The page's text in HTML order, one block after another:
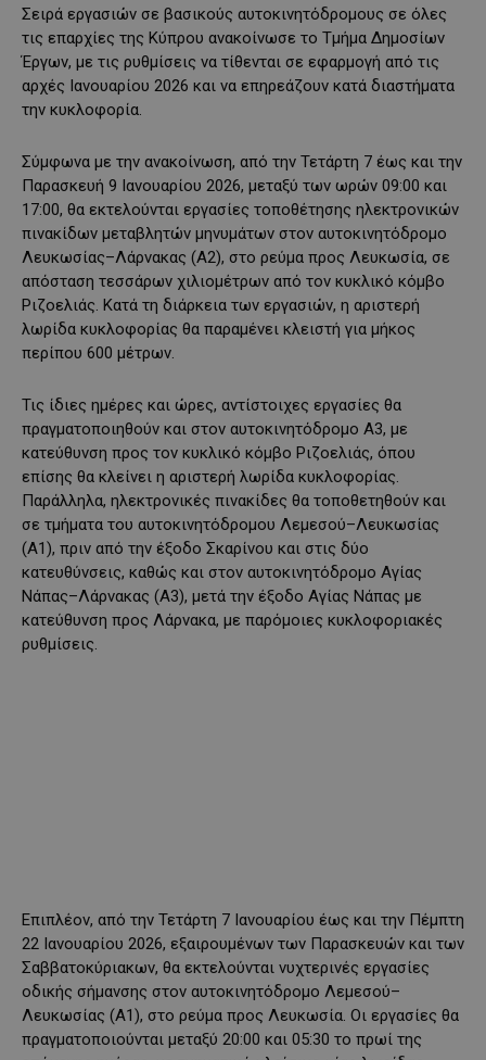
Σειρά εργασιών σε βασικούς αυτοκινητόδρομους σε όλες
τις επαρχίες της Κύπρου ανακοίνωσε το Τμήμα Δημοσίων
Έργων, με τις ρυθμίσεις να τίθενται σε εφαρμογή από τις
αρχές Ιανουαρίου 2026 και να επηρεάζουν κατά διαστήματα
την κυκλοφορία.
Σύμφωνα με την ανακοίνωση, από την Τετάρτη 7 έως και την
Παρασκευή 9 Ιανουαρίου 2026, μεταξύ των ωρών 09:00 και
17:00, θα εκτελούνται εργασίες τοποθέτησης ηλεκτρονικών
πινακίδων μεταβλητών μηνυμάτων στον αυτοκινητόδρομο
Λευκωσίας–Λάρνακας (Α2), στο ρεύμα προς Λευκωσία, σε
απόσταση τεσσάρων χιλιομέτρων από τον κυκλικό κόμβο
Ριζοελιάς. Κατά τη διάρκεια των εργασιών, η αριστερή
λωρίδα κυκλοφορίας θα παραμένει κλειστή για μήκος
περίπου 600 μέτρων.
Τις ίδιες ημέρες και ώρες, αντίστοιχες εργασίες θα
πραγματοποιηθούν και στον αυτοκινητόδρομο Α3, με
κατεύθυνση προς τον κυκλικό κόμβο Ριζοελιάς, όπου
επίσης θα κλείνει η αριστερή λωρίδα κυκλοφορίας.
Παράλληλα, ηλεκτρονικές πινακίδες θα τοποθετηθούν και
σε τμήματα του αυτοκινητόδρομου Λεμεσού–Λευκωσίας
(Α1), πριν από την έξοδο Σκαρίνου και στις δύο
κατευθύνσεις, καθώς και στον αυτοκινητόδρομο Αγίας
Νάπας–Λάρνακας (Α3), μετά την έξοδο Αγίας Νάπας με
κατεύθυνση προς Λάρνακα, με παρόμοιες κυκλοφοριακές
ρυθμίσεις.
Επιπλέον, από την Τετάρτη 7 Ιανουαρίου έως και την Πέμπτη
22 Ιανουαρίου 2026, εξαιρουμένων των Παρασκευών και των
Σαββατοκύριακων, θα εκτελούνται νυχτερινές εργασίες
οδικής σήμανσης στον αυτοκινητόδρομο Λεμεσού–
Λευκωσίας (Α1), στο ρεύμα προς Λευκωσία. Οι εργασίες θα
πραγματοποιούνται μεταξύ 20:00 και 05:30 το πρωί της